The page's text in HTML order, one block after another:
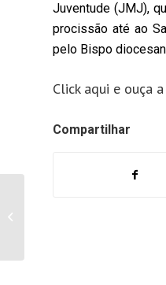
Juventude (JMJ),
procissão até ao
pelo Bispo
Click aqui e ouça
Compartilhar